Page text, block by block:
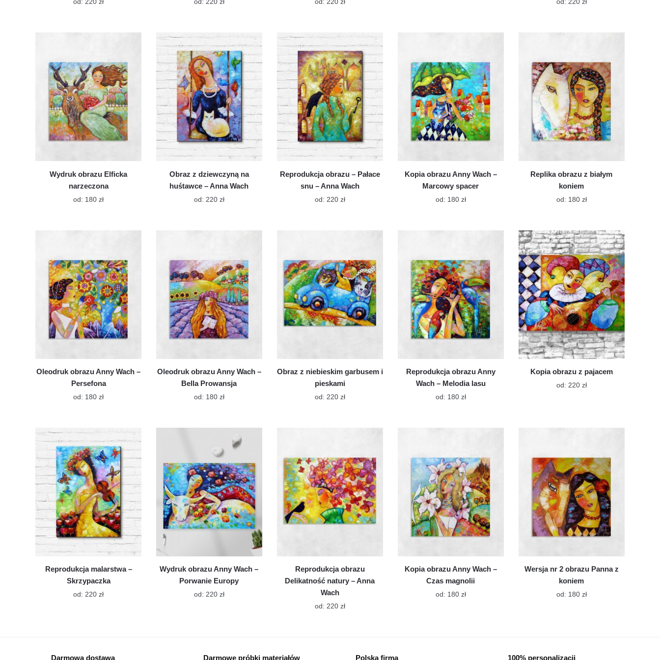
od: 220 zł
można
wybrać
na
stronie
produktu
od: 220 zł
wariantów.
Opcje
można
wybrać
na
stronie
produktu
od: 220 zł
wariantów.
Opcje
można
wybrać
na
stronie
produktu
wariantów.
wybrać
na
stronie
produktu
od: 220 zł
można
wybrać
na
stronie
produktu
Wydruk obrazu Elficka
narzeczona
od: 180 złTen
można
wybrać
na
stronie
produktu
Obraz z dziewczyną na
huśtawce – Anna Wach
od: 220 złTen
można
wybrać
na
stronie
produktu
Reprodukcja obrazu – Pałace
snu – Anna Wach
od: 220 złTen
można
wybrać
na
stronie
produktu
Kopia obrazu Anny Wach –
Marcowy spacer
od: 180 złTen
można
wybrać
na
stronie
produktu
Replika obrazu z białym
koniem
od: 180 złTen
wiele
wariantów.
Opcje
można
wybrać
na
stronie
produktu
Oleodruk obrazu Anny Wach –
Persefona
od: 180 złTen
wariantów.
Opcje
można
wybrać
na
stronie
produktu
Oleodruk obrazu Anny Wach –
Bella Prowansja
od: 180 złTen
wiele
wariantów.
Opcje
można
wybrać
na
stronie
produktu
Obraz z niebieskim garbusem i
pieskami
od: 220 złTen
można
wybrać
na
stronie
produktu
Reprodukcja obrazu Anny
Wach – Melodia lasu
od: 180 złTen
można
wybrać
na
stronie
produktu
Kopia obrazu z pajacem
od: 220 złTen
wariantów.
wybrać
na
stronie
produktu
Reprodukcja malarstwa –
Skrzypaczka
od: 220 złTen
Wydruk obrazu Anny Wach –
Porwanie Europy
od: 220 złTen
Reprodukcja obrazu
Delikatność natury – Anna
Wach
od: 220 złTen
Kopia obrazu Anny Wach –
Czas magnolii
od: 180 złTen
Wersja nr 2 obrazu Panna z
koniem
od: 180 złTen
Darmowa dostawa Darmowe próbki materiałów Polska firma 100% personalizacji